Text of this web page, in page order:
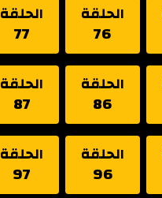
الحلقة
76
الحلقة
77
الحلقة
86
الحلقة
87
الحلقة
96
الحلقة
97